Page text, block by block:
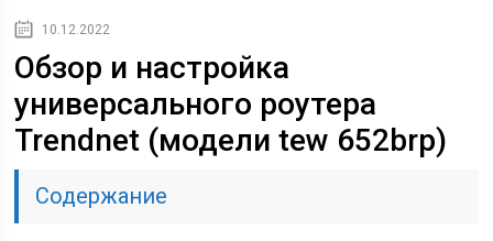
10.12.2022
Обзор и настройка
универсального роутера
Trendnet (модели tew 652brp)
Содержание